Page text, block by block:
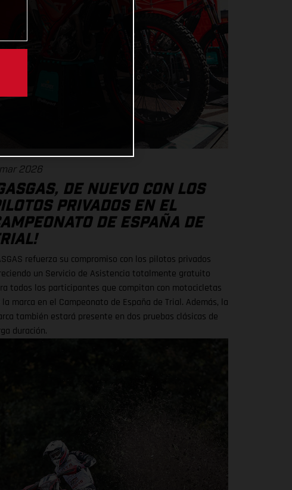
2026
DE NUEVO CON LOS
PRIVADOS EN EL
DE ESPAÑA DE
refuerza su compromiso con los pilotos privados
un Servicio de Asistencia totalmente gratuito
todos los participantes que compitan con motocicletas
la marca en el Campeonato de España de Trial. Además, la
también estará presente en dos pruebas clásicas de
duración.